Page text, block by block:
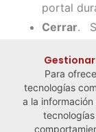
portal
Cerrar.
conocer
y
Para
tecnologías
a la